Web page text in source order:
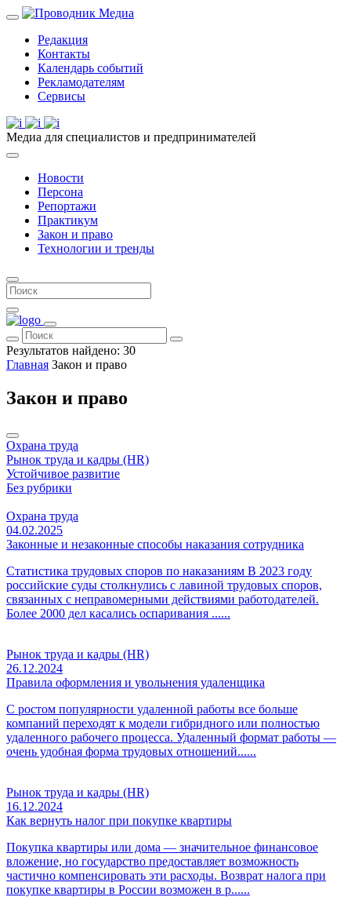
Редакция
Контакты
Календарь событий
Рекламодателям
Сервисы
Медиа для специалистов и предпринимателей
Новости
Персона
Репортажи
Практикум
Закон и право
Технологии и тренды
Результатов найдено: 30
Главная Закон и право
Закон и право
Охрана труда
Рынок труда и кадры (HR)
Устойчивое развитие
Без рубрики
Охрана труда
04.02.2025
Законные и незаконные способы наказания сотрудника
Статистика трудовых споров по наказаниям В 2023 году
российские суды столкнулись с лавиной трудовых споров,
связанных с неправомерными действиями работодателей.
Более 2000 дел касались оспаривания ......
Рынок труда и кадры (HR)
26.12.2024
Правила оформления и увольнения удаленщика
С ростом популярности удаленной работы все больше
компаний переходят к модели гибридного или полностью
удаленного рабочего процесса. Удаленный формат работы —
очень удобная форма трудовых отношений......
Рынок труда и кадры (HR)
16.12.2024
Как вернуть налог при покупке квартиры
Покупка квартиры или дома — значительное финансовое
вложение, но государство предоставляет возможность
частично компенсировать эти расходы. Возврат налога при
покупке квартиры в России возможен в р......